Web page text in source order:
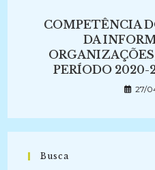
COMPETÊNCIA
DA
PERÍODO 2020-
27/
Busca